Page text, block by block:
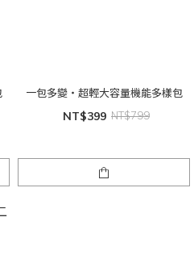
一包多變・超輕大容量機能多樣包
NT$399 NT$799